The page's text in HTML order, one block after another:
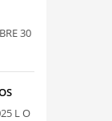
30
L O